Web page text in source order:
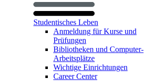
Studentisches Leben
Anmeldung für Kurse und
Prüfungen
Bibliotheken und Computer-
Arbeitsplätze
Wichtige Einrichtungen
Career Center